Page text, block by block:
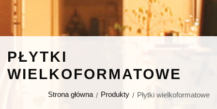
PŁYTKI
WIELKOFORMATOWE
Strona główna Produkty Płytki wielkoformatowe